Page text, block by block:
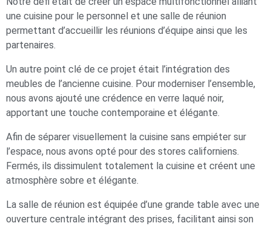
une cuisine pour le personnel et une salle de réunion
permettant d’accueillir les réunions d’équipe ainsi que les
partenaires.
Un autre point clé de ce projet était l’intégration des
meubles de l’ancienne cuisine. Pour moderniser l’ensemble,
nous avons ajouté une crédence en verre laqué noir,
apportant une touche contemporaine et élégante.
Afin de séparer visuellement la cuisine sans empiéter sur
l’espace, nous avons opté pour des stores californiens.
Fermés, ils dissimulent totalement la cuisine et créent une
atmosphère sobre et élégante.
La salle de réunion est équipée d’une grande table avec une
ouverture centrale intégrant des prises, facilitant ainsi son